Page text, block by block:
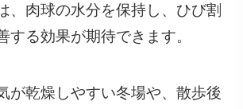
、肉球の水分を保持し、ひび割
する効果が期待できます。
が乾燥しやすい冬場や、散歩後